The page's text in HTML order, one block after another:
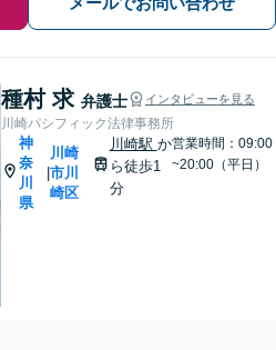
種村 求 弁護士 インタビューを見る
川崎パシフィック法律事務所
神
奈
川
県
|
川崎
市川
崎区
川崎駅 か
ら徒歩1
分
営業時間：09:00
~20:00（平日）